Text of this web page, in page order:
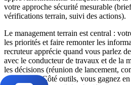
votre approche sécurité mesurable
vérifications terrain, suivi des actions).
Le management terrain est central :
les priorités et faire remonter les
recruteur apprécie quand vous parlez
avec le conducteur de travaux et de la
les décisions (réunion de lancement,
consignes). Côté outils, vous gagnez